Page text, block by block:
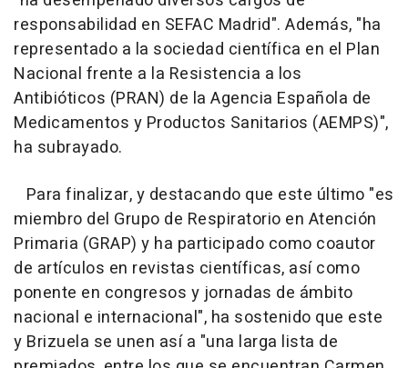
responsabilidad en SEFAC Madrid". Además, "ha
representado a la sociedad científica en el Plan
Nacional frente a la Resistencia a los
Antibióticos (PRAN) de la Agencia Española de
Medicamentos y Productos Sanitarios (AEMPS)",
ha subrayado.
Para finalizar, y destacando que este último "es
miembro del Grupo de Respiratorio en Atención
Primaria (GRAP) y ha participado como coautor
de artículos en revistas científicas, así como
ponente en congresos y jornadas de ámbito
nacional e internacional", ha sostenido que este
y Brizuela se unen así a "una larga lista de